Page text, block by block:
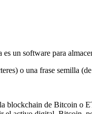
un software para
o una frase semilla
blockchain de Bitcoin o